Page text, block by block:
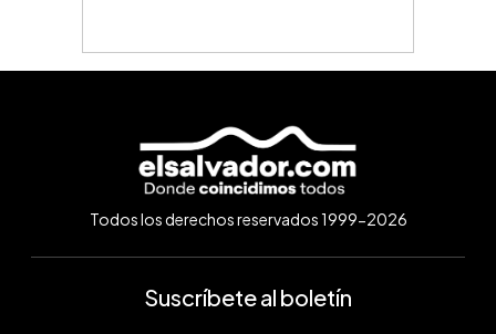
Todos los derechos reservados 1999-2026
Suscríbete al boletín